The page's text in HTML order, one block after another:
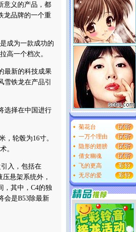
意义的产品，都
龙品牌的一个重
成为一款成功的
高一个档次。
最新的科技成果
铁龙在产品引
选择在中国进行
轮毂为16寸。
。
入，包括在
悬架系统外，
，其中，C4的独
会是B53除最新
菊花台
一万个理由
隐形的翅膀
倩女幽魂
飞的更高
无尽的爱